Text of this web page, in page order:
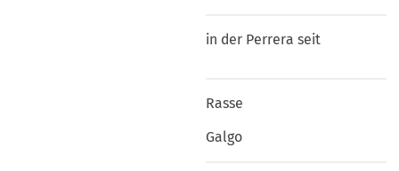
in der Perrera seit
Rasse
Galgo